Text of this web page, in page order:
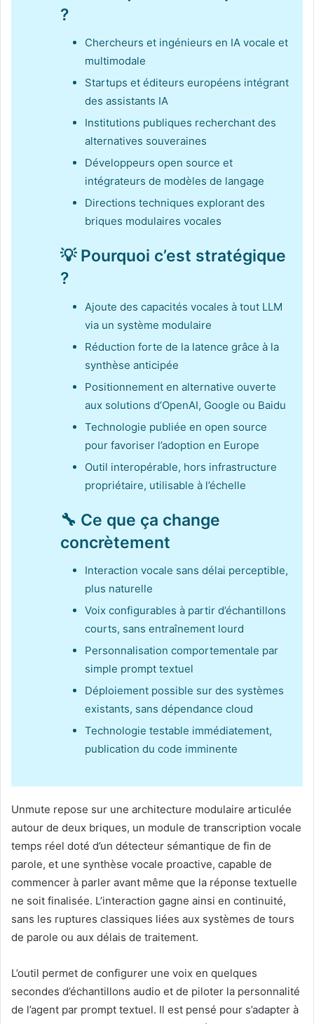
?
Chercheurs et ingénieurs en IA vocale et
multimodale
Startups et éditeurs européens intégrant
des assistants IA
Institutions publiques recherchant des
alternatives souveraines
Développeurs open source et
intégrateurs de modèles de langage
Directions techniques explorant des
briques modulaires vocales
💡 Pourquoi c’est stratégique
?
Ajoute des capacités vocales à tout LLM
via un système modulaire
Réduction forte de la latence grâce à la
synthèse anticipée
Positionnement en alternative ouverte
aux solutions d’OpenAI, Google ou Baidu
Technologie publiée en open source
pour favoriser l’adoption en Europe
Outil interopérable, hors infrastructure
propriétaire, utilisable à l’échelle
🔧 Ce que ça change
concrètement
Interaction vocale sans délai perceptible,
plus naturelle
Voix configurables à partir d’échantillons
courts, sans entraînement lourd
Personnalisation comportementale par
simple prompt textuel
Déploiement possible sur des systèmes
existants, sans dépendance cloud
Technologie testable immédiatement,
publication du code imminente
Unmute repose sur une architecture modulaire articulée
autour de deux briques, un module de transcription vocale
temps réel doté d’un détecteur sémantique de fin de
parole, et une synthèse vocale proactive, capable de
commencer à parler avant même que la réponse textuelle
ne soit finalisée. L’interaction gagne ainsi en continuité,
sans les ruptures classiques liées aux systèmes de tours
de parole ou aux délais de traitement.
L’outil permet de configurer une voix en quelques
secondes d’échantillons audio et de piloter la personnalité
de l’agent par prompt textuel. Il est pensé pour s’adapter à